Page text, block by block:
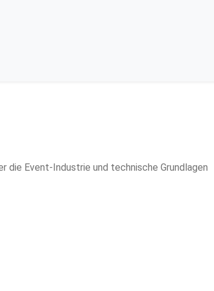
die Event-Industrie und technische Grundlagen